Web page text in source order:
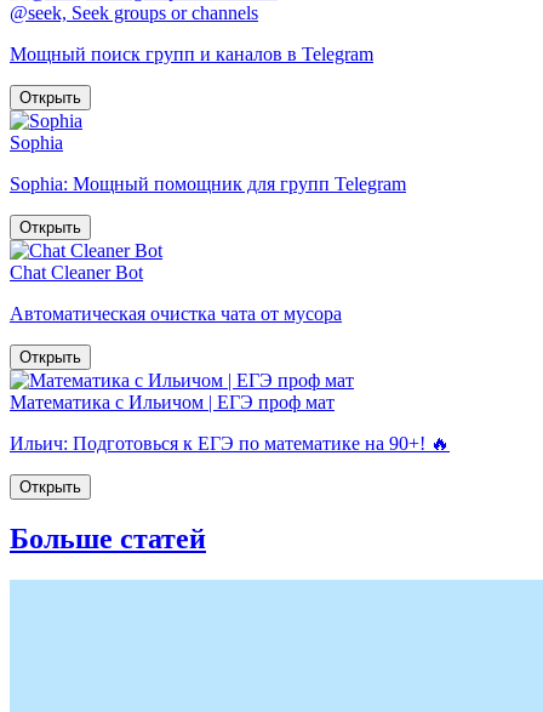
@seek, Seek groups or channels
Мощный поиск групп и каналов в Telegram
Открыть
Sophia
Sophia: Мощный помощник для групп Telegram
Открыть
Chat Cleaner Bot
Автоматическая очистка чата от мусора
Открыть
Математика с Ильичом | ЕГЭ проф мат
Ильич: Подготовься к ЕГЭ по математике на 90+! 🔥
Открыть
Больше статей